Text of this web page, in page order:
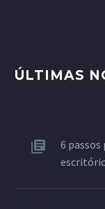
ÚLTIMAS
6 passos